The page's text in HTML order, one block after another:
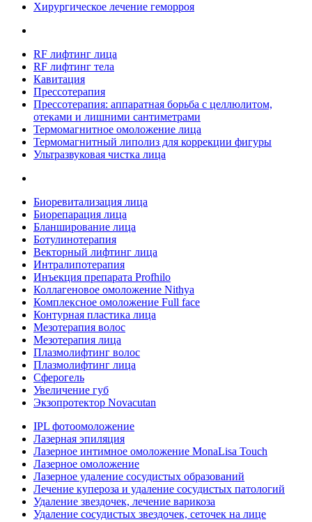
Хирургическое лечение геморроя
RF лифтинг лица
RF лифтинг тела
Кавитация
Прессотерапия
Прессотерапия: аппаратная борьба с целлюлитом,
отеками и лишними сантиметрами
Термомагнитное омоложение лица
Термомагнитный липолиз для коррекции фигуры
Ультразвуковая чистка лица
Биоревитализация лица
Биорепарация лица
Бланширование лица
Ботулинотерапия
Векторный лифтинг лица
Интралипотерапия
Инъекция препарата Profhilo
Коллагеновое омоложение Nithya
Комплексное омоложение Full face
Контурная пластика лица
Мезотерапия волос
Мезотерапия лица
Плазмолифтинг волос
Плазмолифтинг лица
Сферогель
Увеличение губ
Экзопротектор Novacutan
IPL фотоомоложение
Лазерная эпиляция
Лазерное интимное омоложение MonaLisa Touch
Лазерное омоложение
Лазерное удаление сосудистых образований
Лечение купероза и удаление сосудистых патологий
Удаление звездочек, лечение варикоза
Удаление сосудистых звездочек, сеточек на лице